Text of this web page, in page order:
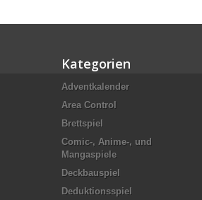
Kategorien
Adventkalender
Area Control
Brettspiel
Comic-, Anime-, und
Mangaspiele
Deckbauspiel
Deduktionsspiel